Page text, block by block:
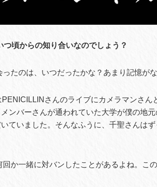
頃からの知り合いなのでしょう？
ったのは、いつだったかな？あまり記憶が
PENICILLINさんのライブにカメラマンさん
ンバーさんが通われていた大学が僕の地
ていました。そんなふうに、千聖さんは
回か一緒に対バンしたことがあるよね。こ